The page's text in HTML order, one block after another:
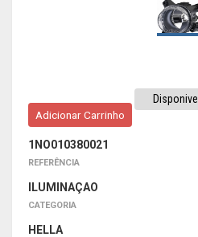
Adicionar Carrinho
Disponivel
1NO010380021
REFERÊNCIA
ILUMINAÇAO
CATEGORIA
HELLA